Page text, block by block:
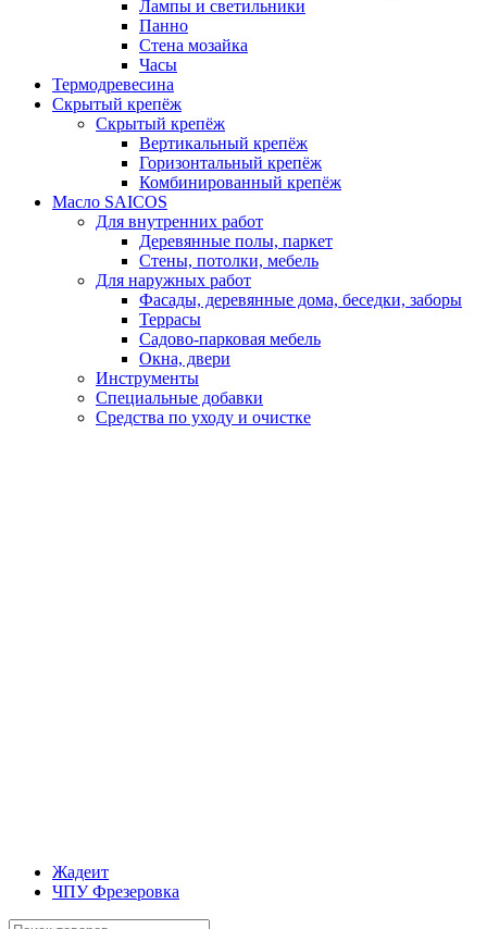
Лампы и светильники
Панно
Стена мозайка
Часы
Термодревесина
Скрытый крепёж
Скрытый крепёж
Вертикальный крепёж
Горизонтальный крепёж
Комбинированный крепёж
Масло SAICOS
Для внутренних работ
Деревянные полы, паркет
Стены, потолки, мебель
Для наружных работ
Фасады, деревянные дома, беседки, заборы
Террасы
Садово-парковая мебель
Окна, двери
Инструменты
Специальные добавки
Средства по уходу и очистке
Жадеит
ЧПУ Фрезеровка